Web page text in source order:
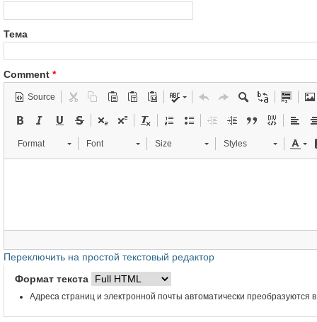
Тема
Comment *
Source
Format Font Size Styles
Переключить на простой текстовый редактор
Формат текста
Адреса страниц и электронной почты автоматически преобразуются